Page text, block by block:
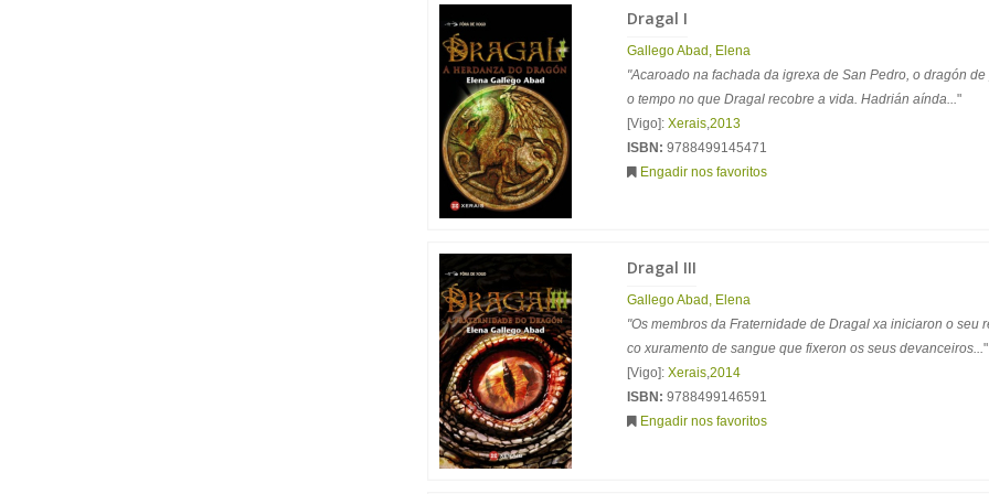
Dragal I
Gallego Abad, Elena
"Acaroado na fachada da igrexa de San Pedro, o dragón
o tempo no que Dragal recobre a vida. Hadrián aínda..."
[Vigo]: Xerais,2013
ISBN: 9788499145471
Engadir nos favoritos
Dragal III
Gallego Abad, Elena
"Os membros da Fraternidade de Dragal xa iniciaron o seu
co xuramento de sangue que fixeron os seus devanceiros..."
[Vigo]: Xerais,2014
ISBN: 9788499146591
Engadir nos favoritos